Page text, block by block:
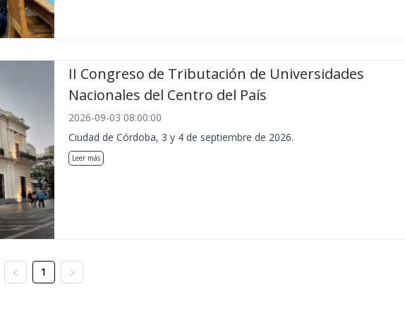
II Congreso de Tributación de Universidades
Nacionales del Centro del País
2026-09-03 08:00:00
Ciudad de Córdoba, 3 y 4 de septiembre de 2026.
Leer más
1